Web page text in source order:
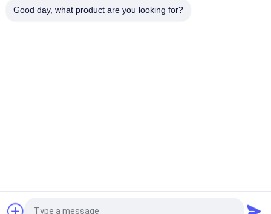
Good day, what product are you looking for?